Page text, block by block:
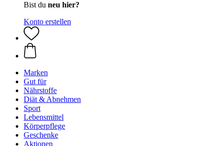
Bist du neu hier?
Konto erstellen
Marken
Gut für
Nährstoffe
Diät & Abnehmen
Sport
Lebensmittel
Körperpflege
Geschenke
Aktionen